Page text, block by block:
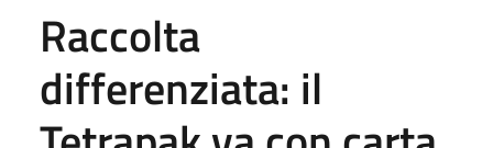
Raccolta
differenziata: il